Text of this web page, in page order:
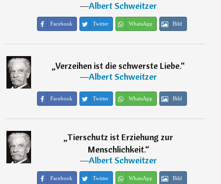
―Albert Schweitzer
Facebook Twitter WhatsApp Bild
„Verzeihen ist die schwerste Liebe.“
―Albert Schweitzer
Facebook Twitter WhatsApp Bild
„Tierschutz ist Erziehung zur
Menschlichkeit.“
―Albert Schweitzer
Facebook Twitter WhatsApp Bild